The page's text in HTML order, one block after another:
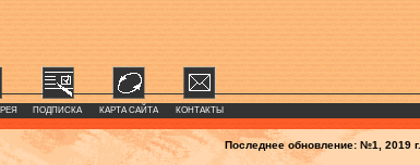
ПОДПИСКА КАРТА САЙТА КОНТАКТЫ
Последнее обновление: №1, 2019 г.